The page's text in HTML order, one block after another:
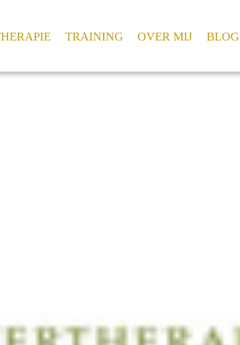
TRAINING OVER MIJ BLOG